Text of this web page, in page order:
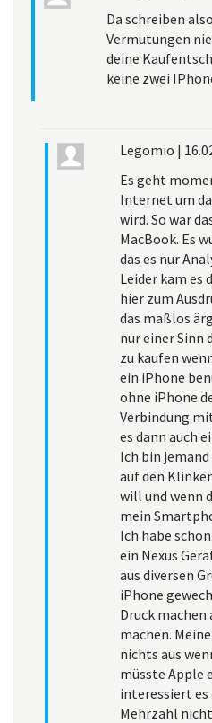
Da schreiben
Vermutungen
deine
keine zwei
Legomio |
Es geht
Internet um
wird. So war
MacBook. Es
das es nur
Leider kam es
hier zum
das maßlos
nur einer Sinn
zu kaufen
ein iPhone
ohne iPhone
Verbindung
es dann auch
Ich bin
auf den
will und wenn
mein
Ich habe
ein Nexus
aus diversen
iPhone
Druck machen
machen.
nichts aus
müsste Apple
interessiert es
Mehrzahl